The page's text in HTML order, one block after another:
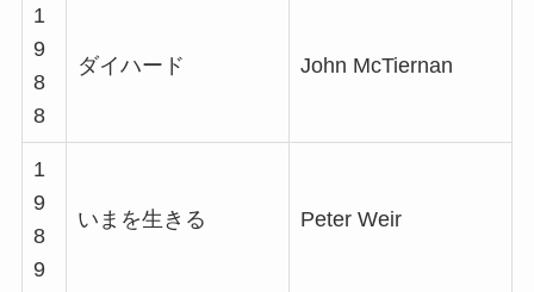
1
9
8
8
ダイハード John McTiernan
1
9
8
9
いまを生きる Peter Weir